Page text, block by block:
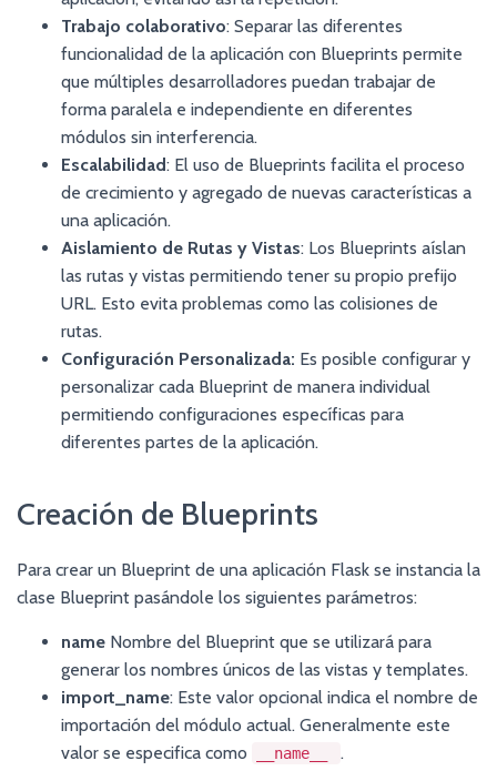
Trabajo colaborativo: Separar las diferentes
funcionalidad de la aplicación con Blueprints permite
que múltiples desarrolladores puedan trabajar de
forma paralela e independiente en diferentes
módulos sin interferencia.
Escalabilidad: El uso de Blueprints facilita el proceso
de crecimiento y agregado de nuevas características a
una aplicación.
Aislamiento de Rutas y Vistas: Los Blueprints aíslan
las rutas y vistas permitiendo tener su propio prefijo
URL. Esto evita problemas como las colisiones de
rutas.
Configuración Personalizada: Es posible configurar y
personalizar cada Blueprint de manera individual
permitiendo configuraciones específicas para
diferentes partes de la aplicación.
Creación de Blueprints
Para crear un Blueprint de una aplicación Flask se instancia la
clase Blueprint pasándole los siguientes parámetros:
name Nombre del Blueprint que se utilizará para
generar los nombres únicos de las vistas y templates.
import_name: Este valor opcional indica el nombre de
importación del módulo actual. Generalmente este
valor se especifica como
__name__ .